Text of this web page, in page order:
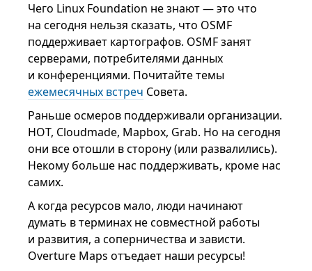
Чего Linux Foundation не знают — это что
на сегодня нельзя сказать, что OSMF
поддерживает картографов. OSMF занят
серверами, потребителями данных
и конференциями. Почитайте темы
ежемесячных встреч Совета.
Раньше осмеров поддерживали организации.
HOT, Cloudmade, Mapbox, Grab. Но на сегодня
они все отошли в сторону (или развалились).
Некому больше нас поддерживать, кроме нас
самих.
А когда ресурсов мало, люди начинают
думать в терминах не совместной работы
и развития, а соперничества и зависти.
Overture Maps отъедает наши ресурсы!